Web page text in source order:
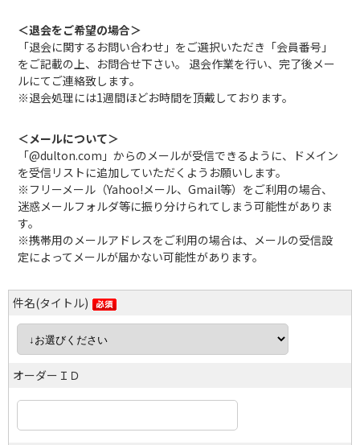
＜退会をご希望の場合＞
「退会に関するお問い合わせ」をご選択いただき「会員番号」
をご記載の上、お問合せ下さい。 退会作業を行い、完了後メー
ルにてご連絡致します。
※退会処理には1週間ほどお時間を頂戴しております。
＜メールについて＞
「@dulton.com」からのメールが受信できるように、ドメイン
を受信リストに追加していただくようお願いします。
※フリーメール（Yahoo!メール、Gmail等）をご利用の場合、
迷惑メールフォルダ等に振り分けられてしまう可能性がありま
す。
※携帯用のメールアドレスをご利用の場合は、メールの受信設
定によってメールが届かない可能性があります。
件名(タイトル)
オーダーＩＤ